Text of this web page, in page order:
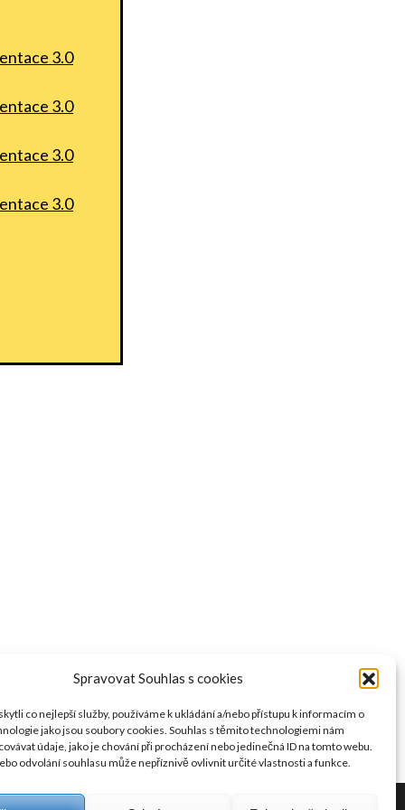
Spravovat Souhlas s cookies
co nejlepší služby, používáme k ukládání a/nebo přístupu k informacím o
jako jsou soubory cookies. Souhlas s těmito technologiemi nám
údaje, jako je chování při procházení nebo jedinečná ID na tomto webu.
odvolání souhlasu může nepříznivě ovlivnit určité vlastnosti a funkce.
3.0
3.0
3.0
3.0